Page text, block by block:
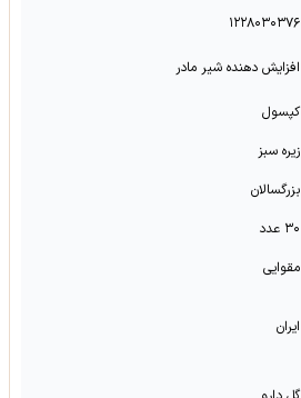
۱۲۲۸۰۳۰۳۷۶
افزایش دهنده شیر مادر
کپسول
زیره سبز
بزرگسالان
۳۰ عدد
مقوایی
ایران